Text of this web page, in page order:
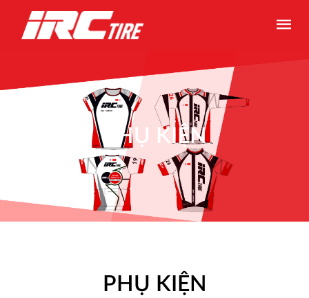
PHỤ KIỆN
PHỤ KIỆN